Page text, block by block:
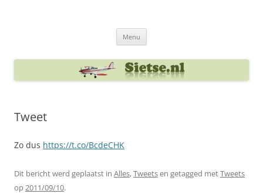
Menu
Tweet
Zo dus https://t.co/BcdeCHK
Dit bericht werd geplaatst in Alles,Tweetsen getagged metTweets
op2011/09/10.